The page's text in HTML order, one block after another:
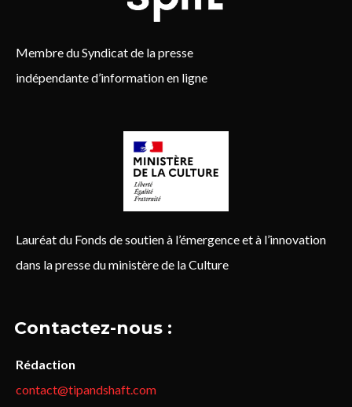
Membre du Syndicat de la presse
indépendante d’information en ligne
Lauréat du Fonds de soutien à l’émergence et à l’innovation
dans la presse du ministère de la Culture
Contactez-nous :
Rédaction
contact@tipandshaft.com